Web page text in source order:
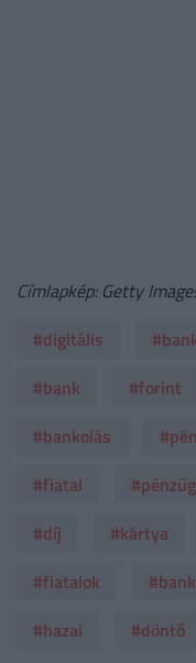
Címlapkép: Getty
#digitális
#bank
#forint
#bankolás
#fiatal
#díj
#kártya
#fiatalok
#hazai
#döntő